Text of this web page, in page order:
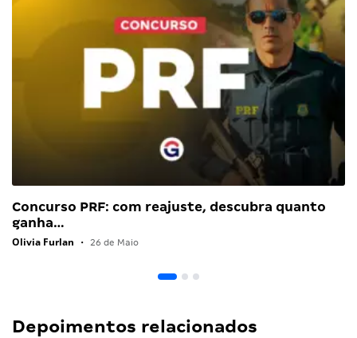
Concurso PRF: com reajuste, descubra quanto
ganha…
Olivia Furlan • 26 de Maio
Depoimentos relacionados